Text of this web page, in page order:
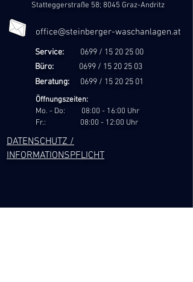
Statteggerstraße 58; 8045 Graz-Andritz
office@steinberger-waschanlagen.at
Service: 0699 / 15 20 25 00
Büro: 0699 / 15 20 25 03
Beratung: 0699 / 15 20 25 01
Öffnungszeiten:
Mo. - Do: 08:00 - 16:00 Uhr
Fr.: 08:00 - 12:00 Uhr
DATENSCHUTZ /
INFORMATIONSPFLICHT